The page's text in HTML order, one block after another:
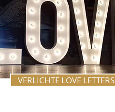
VERLICHTE LOVE LETTERS